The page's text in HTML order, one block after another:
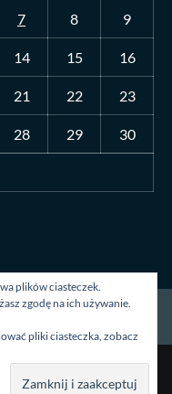
7 8 9
14 15 16
21 22 23
28 29 30
Blog Kontakt
plików ciasteczek.
zgodę na ich używanie.
pliki ciasteczka, zobacz